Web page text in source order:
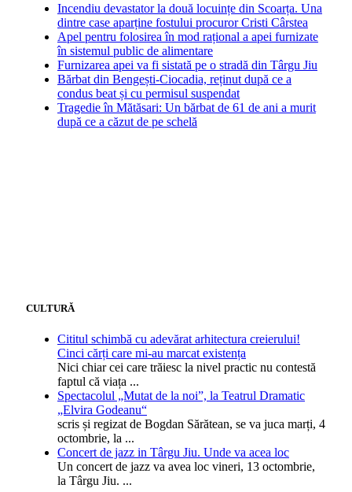
Incendiu devastator la două locuințe din Scoarța. Una
dintre case aparține fostului procuror Cristi Cârstea
Apel pentru folosirea în mod rațional a apei furnizate
în sistemul public de alimentare
Furnizarea apei va fi sistată pe o stradă din Târgu Jiu
Bărbat din Bengești-Ciocadia, reținut după ce a
condus beat și cu permisul suspendat
Tragedie în Mătăsari: Un bărbat de 61 de ani a murit
după ce a căzut de pe schelă
CULTURĂ
Cititul schimbă cu adevărat arhitectura creierului!
Cinci cărți care mi-au marcat existența
Nici chiar cei care trăiesc la nivel practic nu contestă
faptul că viața ...
Spectacolul „Mutat de la noi”, la Teatrul Dramatic
„Elvira Godeanu“
scris și regizat de Bogdan Sărătean, se va juca marți, 4
octombrie, la ...
Concert de jazz in Târgu Jiu. Unde va acea loc
Un concert de jazz va avea loc vineri, 13 octombrie,
la Târgu Jiu. ...